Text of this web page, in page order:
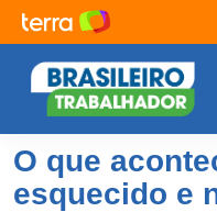
O que
esquecido e